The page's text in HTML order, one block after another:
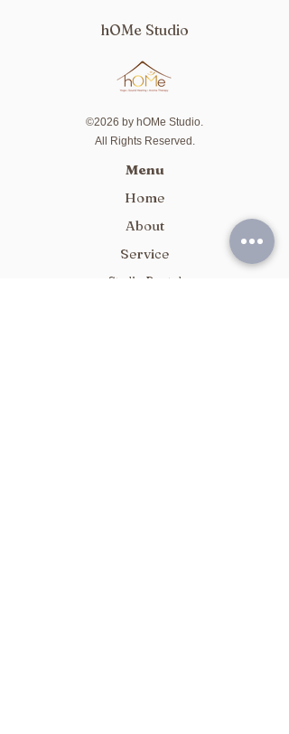
hOMe Studio
©2026 by hOMe Studio.
All Rights Reserved.
Menu
Home
About
Service
Studio Rental